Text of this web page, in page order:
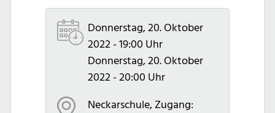
Donnerstag, 20. Oktober
2022 - 19:00 Uhr
Donnerstag, 20. Oktober
2022 - 20:00 Uhr
Neckarschule, Zugang: